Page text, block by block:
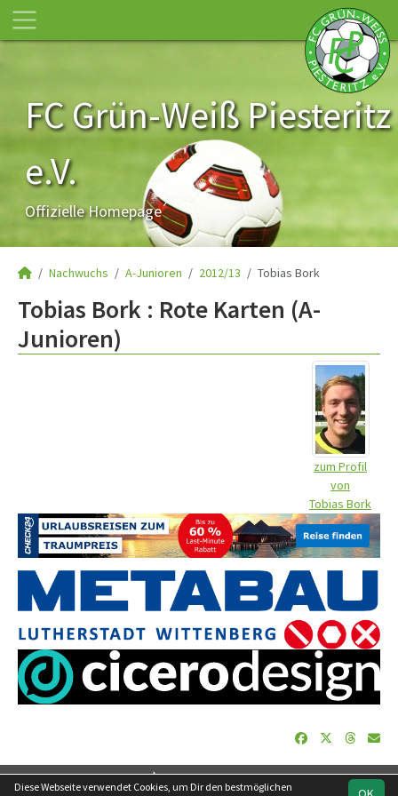
FC Grün-Weiß Piesteritz
e.V.
Offizielle Homepage
Nachwuchs A-Junioren 2012/13 Tobias Bork
Tobias Bork : Rote Karten (A-
Junioren)
zum Profil
von
Tobias Bork
soccero.de
Diese Webseite verwendet Cookies, um Dir den bestmöglichen